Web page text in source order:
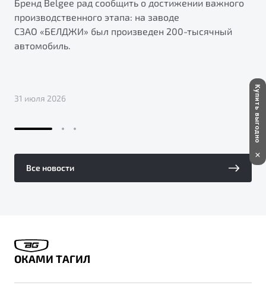
Бренд Belgee рад сообщить о достижении важного
производственного этапа: на заводе
СЗАО «БЕЛДЖИ» был произведен 200-тысячный
автомобиль.
31 июля 2026
Все новости
ОКАМИ ТАГИЛ
Купить выгодно